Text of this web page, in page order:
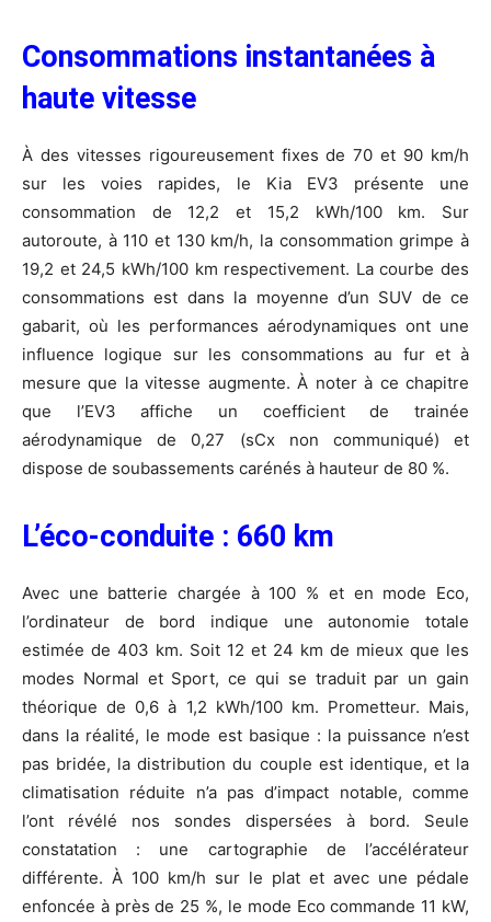
Consommations instantanées à
haute vitesse
À des vitesses rigoureusement fixes de 70 et 90 km/h
sur les voies rapides, le Kia EV3 présente une
consommation de 12,2 et 15,2 kWh/100 km. Sur
autoroute, à 110 et 130 km/h, la consommation grimpe à
19,2 et 24,5 kWh/100 km respectivement. La courbe des
consommations est dans la moyenne d’un SUV de ce
gabarit, où les performances aérodynamiques ont une
influence logique sur les consommations au fur et à
mesure que la vitesse augmente. À noter à ce chapitre
que l’EV3 affiche un coefficient de trainée
aérodynamique de 0,27 (sCx non communiqué) et
dispose de soubassements carénés à hauteur de 80 %.
L’éco-conduite : 660 km
Avec une batterie chargée à 100 % et en mode Eco,
l’ordinateur de bord indique une autonomie totale
estimée de 403 km. Soit 12 et 24 km de mieux que les
modes Normal et Sport, ce qui se traduit par un gain
théorique de 0,6 à 1,2 kWh/100 km. Prometteur. Mais,
dans la réalité, le mode est basique : la puissance n’est
pas bridée, la distribution du couple est identique, et la
climatisation réduite n’a pas d’impact notable, comme
l’ont révélé nos sondes dispersées à bord. Seule
constatation : une cartographie de l’accélérateur
différente. À 100 km/h sur le plat et avec une pédale
enfoncée à près de 25 %, le mode Eco commande 11 kW,